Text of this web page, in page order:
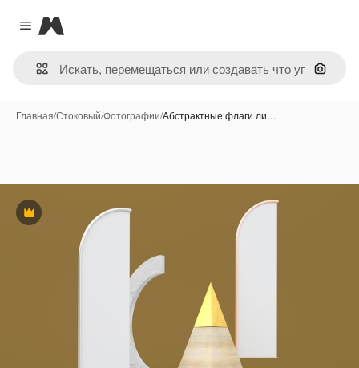
Close menu
Magnific
Поиск
Главная/Стоковый/Фотографии/Абстрактные флаги ли…
Премиум